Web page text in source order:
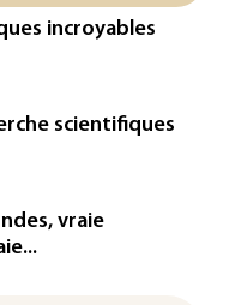
la
milliards
par
maïs
incroyables
scientifiques
vraie